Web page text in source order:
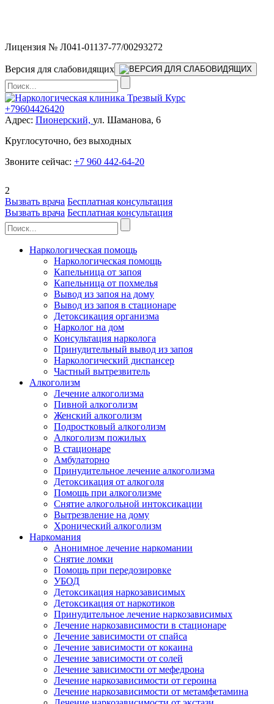
Лицензия № Л041-01137-77/00293272
Версия для слабовидящих
+79604426420
Адрес: Пионерский, ул. Шаманова, 6
Круглосуточно, без выходных
Звоните сейчас: +7 960 442-64-20
2
Вызвать врача Бесплатная консультация
Вызвать врача Бесплатная консультация
Наркологическая помощь
Наркологическая помощь
Капельница от запоя
Капельница от похмелья
Вывод из запоя на дому
Вывод из запоя в стационаре
Детоксикация организма
Нарколог на дом
Консультация нарколога
Принудительный вывод из запоя
Наркологический диспансер
Частный вытрезвитель
Алкоголизм
Лечение алкоголизма
Пивной алкоголизм
Женский алкоголизм
Подростковый алкоголизм
Алкоголизм пожилых
В стационаре
Амбулаторно
Принудительное лечение алкоголизма
Детоксикация от алкоголя
Помощь при алкоголизме
Снятие алкогольной интоксикации
Вытрезвление на дому
Хронический алкоголизм
Наркомания
Анонимное лечение наркомании
Снятие ломки
Помощь при передозировке
УБОД
Детоксикация наркозависимых
Детоксикация от наркотиков
Принудительное лечение наркозависимых
Лечение наркозависимости в стационаре
Лечение зависимости от спайса
Лечение зависимости от кокаина
Лечение зависимости от солей
Лечение зависимости от мефедрона
Лечение наркозависимости от героина
Лечение наркозависимости от метамфетамина